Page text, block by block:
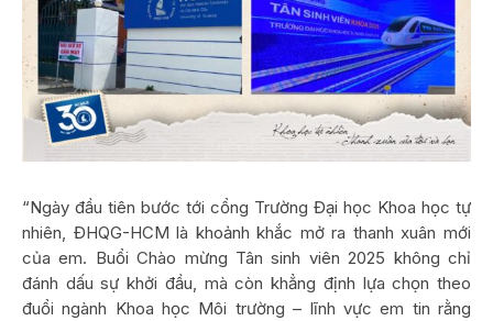
“Ngày đầu tiên bước tới cổng Trường Đại học Khoa học tự
nhiên, ĐHQG-HCM là khoảnh khắc mở ra thanh xuân mới
của em. Buổi Chào mừng Tân sinh viên 2025 không chỉ
đánh dấu sự khởi đầu, mà còn khẳng định lựa chọn theo
đuổi ngành Khoa học Môi trường – lĩnh vực em tin rằng